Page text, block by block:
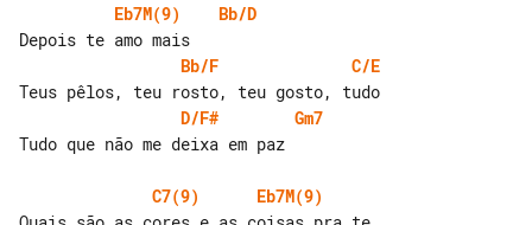
Eb7M(9)
Bb/D
Bb/F
C/E
D/F#
Gm7
Tudo que não me deixa em paz
C7(9)
Eb7M(9)